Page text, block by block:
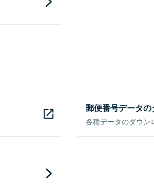
郵便番号データ
各種データのダウン